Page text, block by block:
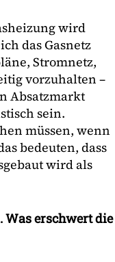
wird
das Gasnetz
Stromnetz,
vorzuhalten –
Absatzmarkt
sein.
müssen, wenn
bedeuten, dass
wird als
Was erschwert die